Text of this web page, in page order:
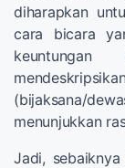
diharapkan
cara bicara
(bijaksana/
menunjukkan
Jadi,